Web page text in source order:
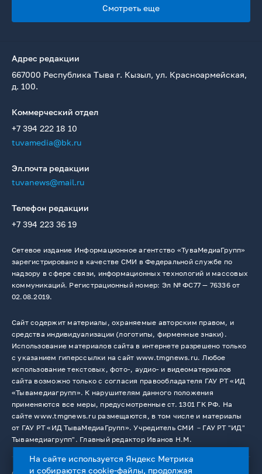
Смотреть еще
Адрес редакции
667000 Республика Тыва г. Кызыл, ул. Красноармейская,
д. 100.
Коммерческий отдел
+7 394 222 18 10
tuvamedia@bk.ru
Эл.почта редакции
tuvanews@mail.ru
Телефон редакции
+7 394 223 36 19
Сетевое издание Информационное агентство «ТуваМедиаГрупп»
зарегистрировано в качестве СМИ в Федеральной службе по
надзору в сфере связи, информационных технологий и массовых
коммуникаций. Регистрационный номер: Эл № ФС77 — 76336 от
02.08.2019.
Сайт содержит материалы, охраняемые авторским правом, и
средства индивидуализации (логотипы, фирменные знаки).
Использование материалов сайта в интернете разрешено только
с указанием гиперссылки на сайт www.tmgnews.ru. Любое
использование текстовых, фото-, аудио- и видеоматериалов
сайта возможно только с согласия правообладателя ГАУ РТ «ИД
«Тывамедиагрупп». К нарушителям данного положения
применяются все меры, предусмотренные ст. 1301 ГК РФ. На
сайте www.tmgnews.ru размещаются, в том числе и материалы
от ГАУ РТ «ИД ТываМедиаГрупп». Учредитель СМИ －ГАУ РТ "ИД"
Тывамедиагрупп". Главный редактор Иванов Н.М.
На сайте используется Яндекс Метрика
и собираются cookie-файлы, продолжая